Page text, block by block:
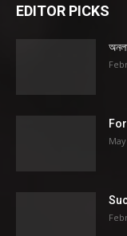
EDITOR PICKS